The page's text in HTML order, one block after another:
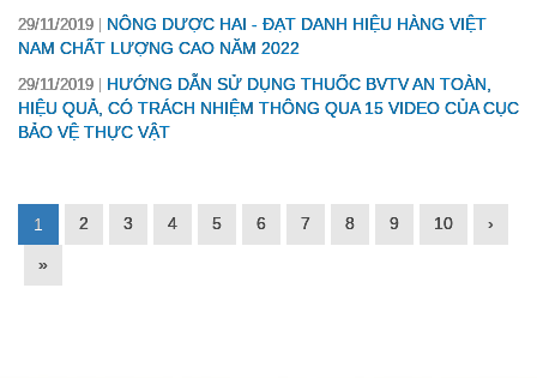
29/11/2019
NÔNG DƯỢC HAI - ĐẠT DANH HIỆU HÀNG VIỆT
NAM CHẤT LƯỢNG CAO NĂM 2022
29/11/2019
HƯỚNG DẪN SỬ DỤNG THUỐC BVTV AN TOÀN,
HIỆU QUẢ, CÓ TRÁCH NHIỆM THÔNG QUA 15 VIDEO CỦA CỤC
BẢO VỆ THỰC VẬT
1 2 3 4 5 6 7 8 9 10 ›
»